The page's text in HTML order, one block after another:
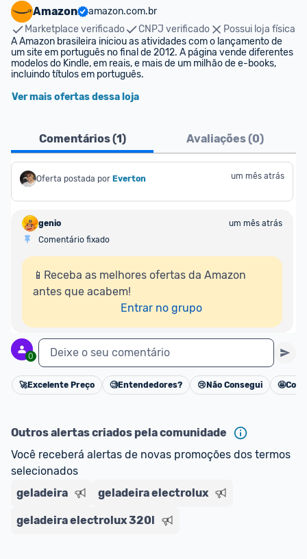
Amazon
amazon.com.br
Marketplace verificado
CNPJ verificado
Possui loja física
A Amazon brasileira iniciou as atividades com o lançamento de
um site em português no final de 2012. A página vende diferentes
modelos do Kindle, em reais, e mais de um milhão de e-books,
incluindo títulos em português.
Ver mais ofertas dessa loja
Comentários (1) Avaliações (0)
Oferta postada por Everton um mês atrás
genio
um mês atrás
Comentário fixado
📱Receba as melhores ofertas da Amazon
antes que acabem!
Entrar no grupo
0 Deixe o seu comentário
Cancelar
🚀Excelente Preço 🧐Entendedores? 😢 Não Consegui 🤩
Outros alertas criados pela comunidade
Você receberá alertas de novas promoções dos termos
selecionados
geladeira
geladeira electrolux
geladeira electrolux 320l